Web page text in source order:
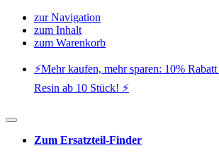
zur Navigation
zum Inhalt
zum Warenkorb
⚡️Mehr kaufen, mehr sparen: 10%
Resin ab 10 Stück! ⚡️
Zum Ersatzteil-Finder